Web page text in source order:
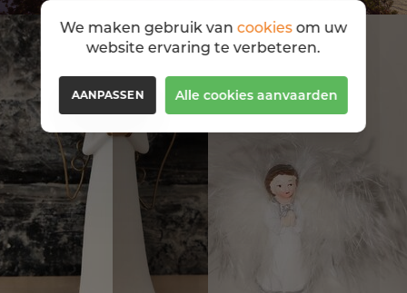
We maken gebruik van cookiesom uw
website ervaring te verbeteren.
AANPASSEN Alle cookies aanvaarden